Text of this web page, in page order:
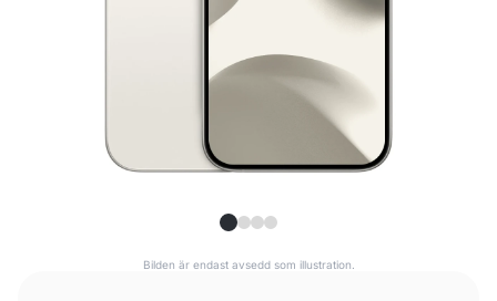
Bilden är endast avsedd som illustration.